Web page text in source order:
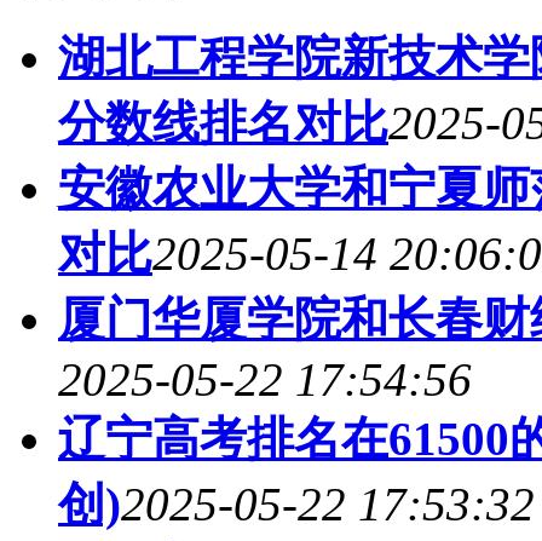
湖北工程学院新技术
分数线排名对比2025-
安徽农业大学和宁夏
对比2025-05-14
厦门华厦学院和长春
2025-05-22 17:54:56
辽宁高考排名在61500
创)2025-05-22 17:53:32